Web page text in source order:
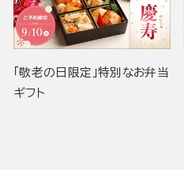
「敬老の日限定」特別なお弁当
ギフト